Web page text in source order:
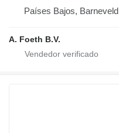
Países Bajos, Barneveld
A. Foeth B.V.